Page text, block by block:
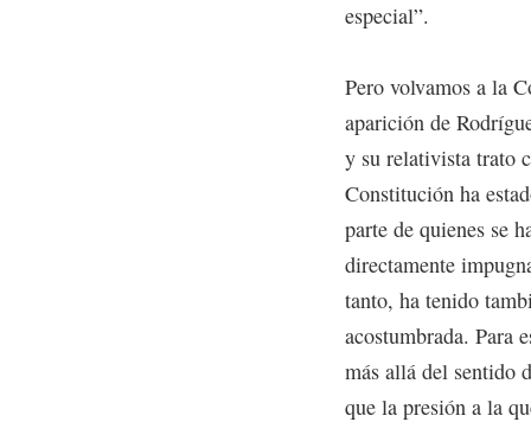
especial”.
Pero volvamos a la
aparición de
y su relativista trato
Constitución ha
parte de quienes se
directamente
tanto, ha tenido
acostumbrada. Para
más allá del sentido
que la presión a la